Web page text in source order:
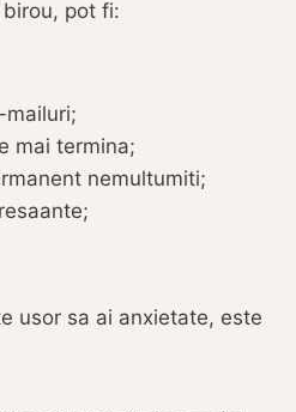
pot fi:
mailuri;
mai termina;
nemultumiti;
usor sa ai anxietate, este